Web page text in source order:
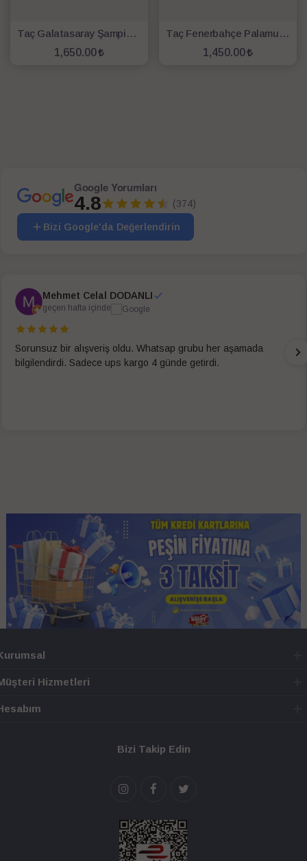
Taç Galatasaray Şampiyon 25. Yıl Lisanslı Battaniye
1,650.00
Taç Fenerbahçe Palamut Logo Lisanslı Battaniye
1,450.00
Google Yorumları
4.8 (374)
Bizi Google'da Değerlendirin
Mehmet Celal DODANLI
geçen hafta içinde
Sorunsuz bir alışveriş oldu. Whatsap grubu her aşamada
bilgilendirdi. Sadece ups kargo 4 günde getirdi.
Hizmetleri
Bizi Takip Edin